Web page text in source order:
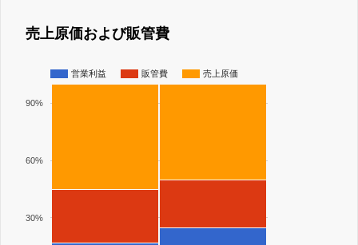
売上原価および販管費
営業利益 販管費 売上原価
30%
60%
90%